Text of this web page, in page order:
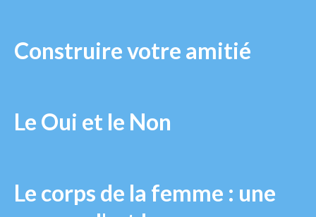
Construire votre amitié
Le Oui et le Non
Le corps de la femme : une